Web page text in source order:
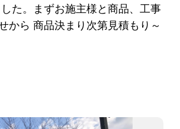
た。まずお施主様と商品、工事
から 商品決まり次第見積もり～